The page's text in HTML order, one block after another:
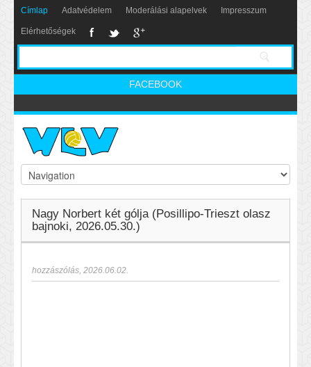
Címlap Adatvédelem Moderálási alapelvek Impresszum
Elérhetőségek
FACEBOOK
Nagy Norbert két gólja (Posillipo-Trieszt olasz
bajnoki, 2026.05.30.)
hozzászólás, 2026.06.02.